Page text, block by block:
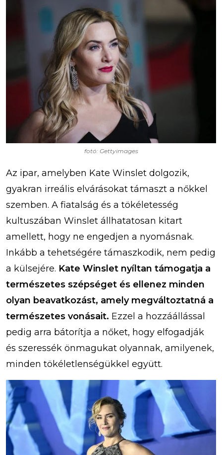
fotó: Gettyimages
Az ipar, amelyben Kate Winslet dolgozik,
gyakran irreális elvárásokat támaszt a nőkkel
szemben. A fiatalság és a tökéletesség
kultuszában Winslet állhatatosan kitart
amellett, hogy ne engedjen a nyomásnak.
Inkább a tehetségére támaszkodik, nem pedig
a külsejére. Kate Winslet nyíltan támogatja a
természetes szépséget és ellenez minden
olyan beavatkozást, amely megváltoztatná a
természetes vonásait. Ezzel a hozzáállással
pedig arra bátorítja a nőket, hogy elfogadják
és szeressék önmagukat olyannak, amilyenek,
minden tökéletlenségükkel együtt.